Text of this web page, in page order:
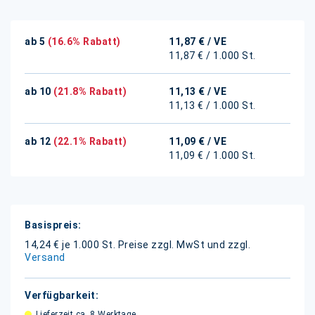
ab 5 (16.6% Rabatt) 11,87 € / VE
11,87 € / 1.000 St.
ab 10 (21.8% Rabatt) 11,13 € / VE
11,13 € / 1.000 St.
ab 12 (22.1% Rabatt) 11,09 € / VE
11,09 € / 1.000 St.
Weitere
Informationen
14,24 € je 1.000 St.
Preise zzgl. MwSt und zzgl.
Versand